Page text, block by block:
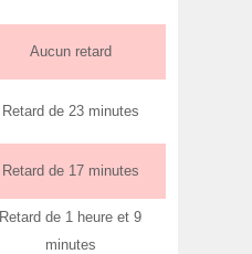
Aucun retard
Retard de 23 minutes
Retard de 17 minutes
Retard de 1 heure et 9
minutes